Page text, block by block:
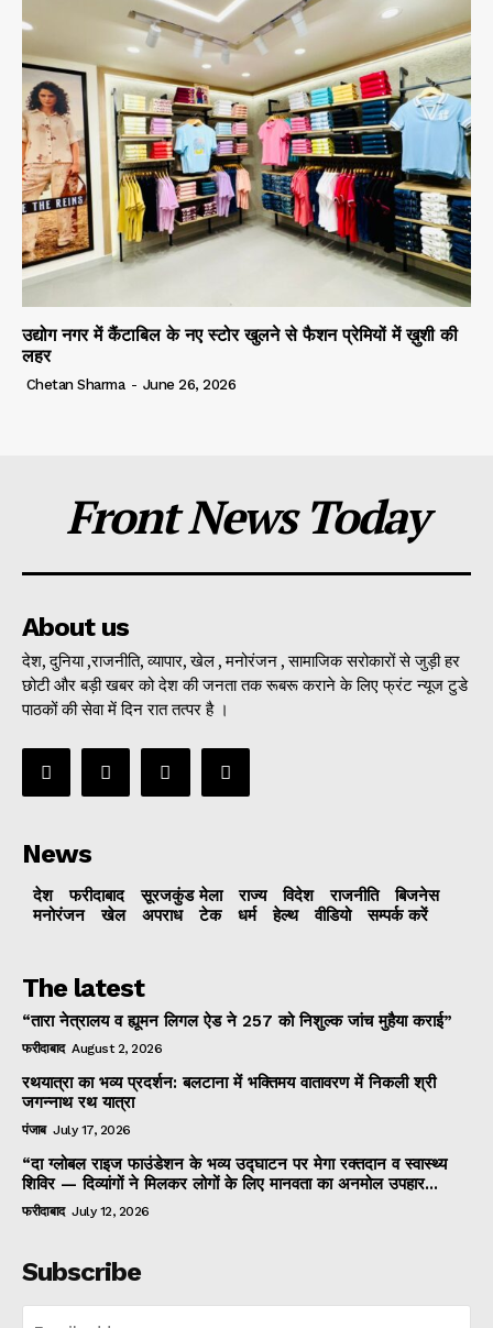
उद्योग नगर में कैंटाबिल के नए स्टोर खुलने से फैशन प्रेमियों में ख़ुशी की
लहर
Chetan Sharma - June 26, 2026
Front News Today
About us
देश, दुनिया ,राजनीति, व्यापार, खेल , मनोरंजन , सामाजिक सरोकारों से जुड़ी हर
छोटी और बड़ी खबर को देश की जनता तक रूबरू कराने के लिए फ्रंट न्यूज टुडे
पाठकों की सेवा में दिन रात तत्पर है ।
News
देश फरीदाबाद सूरजकुंड मेला राज्‍य विदेश राजनीति
बिजनेस
मनोरंजन
खेल अपराध टेक धर्म हेल्थ वीडियो सम्पर्क करें
The latest
“तारा नेत्रालय व ह्यूमन लिगल ऐड ने 257 को निशुल्क जांच मुहैया कराई”
फरीदाबाद August 2, 2026
रथयात्रा का भव्य प्रदर्शन: बलटाना में भक्तिमय वातावरण में निकली श्री
जगन्नाथ रथ यात्रा
पंजाब July 17, 2026
“दा ग्लोबल राइज फाउंडेशन के भव्य उद्घाटन पर मेगा रक्तदान व स्वास्थ्य
शिविर — दिव्यांगों ने मिलकर लोगों के लिए मानवता का अनमोल उपहार...
फरीदाबाद July 12, 2026
Subscribe